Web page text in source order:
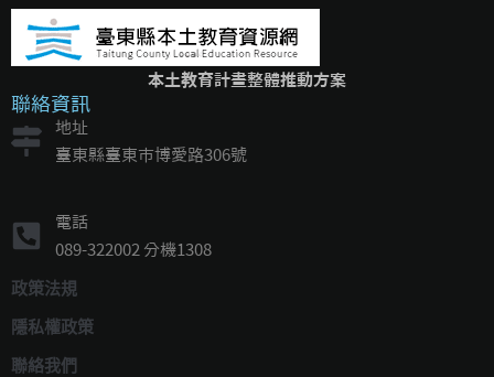
本土教育計畫整體推動方案
聯絡資訊
地址
臺東縣臺東市博愛路306號
電話
089-322002 分機1308
政策法規
隱私權政策
聯絡我們